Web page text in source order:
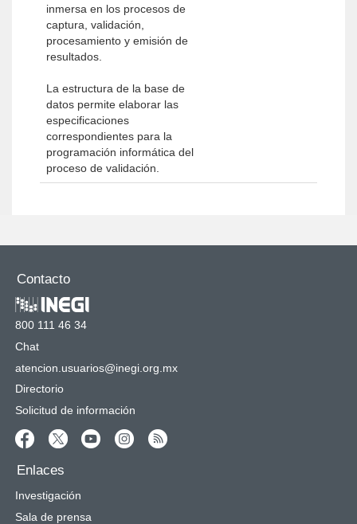
inmersa en los procesos de
captura, validación,
procesamiento y emisión de
resultados.
La estructura de la base de
datos permite elaborar las
especificaciones
correspondientes para la
programación informática del
proceso de validación.
Contacto
800 111 46 34
Chat
atencion.usuarios@inegi.org.mx
Directorio
Solicitud de información
Enlaces
Investigación
Sala de prensa